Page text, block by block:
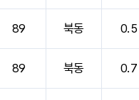
89 북동 0.5
89 북동 0.7